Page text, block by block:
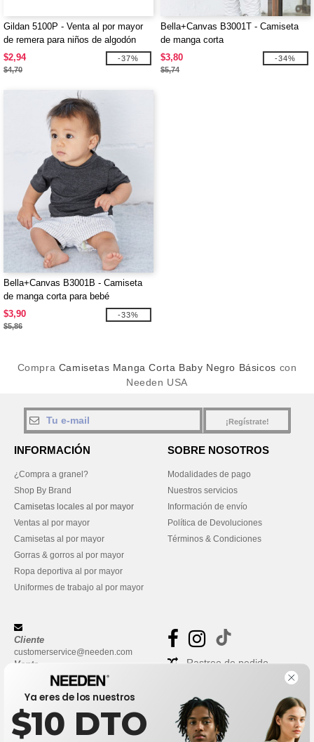
Gildan 5100P - Venta al por mayor
de remera para niños de algodón
grueso
$2,94
$4,70
-37%
Bella+Canvas B3001T - Camiseta
de manga corta
$3,80
$5,74
-34%
Bella+Canvas B3001B - Camiseta
de manga corta para bebé
$3,90
$5,86
-33%
Compra Camisetas Manga Corta Baby Negro Básicos con
Needen USA
¡Regístrate!
INFORMACIÓN
¿Compra a granel?
Shop By Brand
Camisetas locales al por mayor
Ventas al por mayor
Camisetas al por mayor
Gorras & gorros al por mayor
Ropa deportiva al por mayor
Uniformes de trabajo al por mayor
SOBRE NOSOTROS
Modalidades de pago
Nuestros servicios
Información de envío
Política de Devoluciones
Términos & Condiciones
Cliente
customerservice@needen.com
Venta
sales@needen.com
Rastreo de pedido
Ya eres de los nuestros
$10 DTO